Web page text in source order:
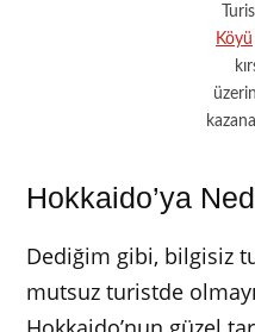
Köyü
Hokkaido’ya
Dediğim gibi, bilgisiz
mutsuz turistde